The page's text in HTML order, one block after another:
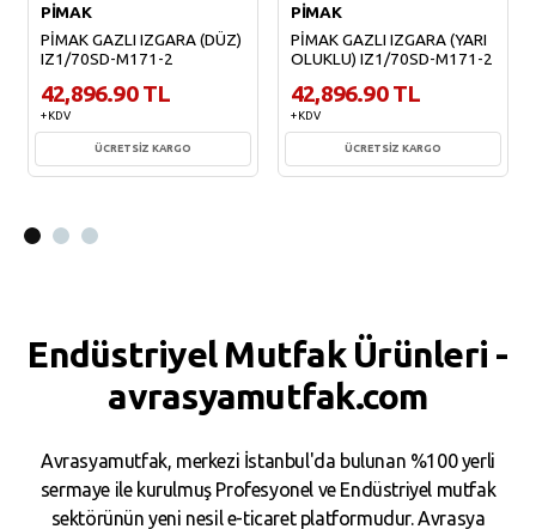
PİMAK
PİMAK GAZLI IZGARA (DÜZ)
IZ1/70SD-M171-2
42,896.90 TL
+ KDV
ÜCRETSİZ KARGO
PİMAK
PİMAK GAZLI IZGARA (YARI
OLUKLU) IZ1/70SD-M171-2
42,896.90 TL
+ KDV
ÜCRETSİZ KARGO
Endüstriyel Mutfak Ürünleri -
avrasyamutfak.com
Avrasyamutfak, merkezi İstanbul'da bulunan %100 yerli
sermaye ile kurulmuş Profesyonel ve Endüstriyel mutfak
sektörünün yeni nesil e-ticaret platformudur. Avrasya